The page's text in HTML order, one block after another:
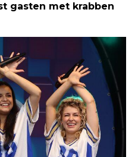
gasten met krabben